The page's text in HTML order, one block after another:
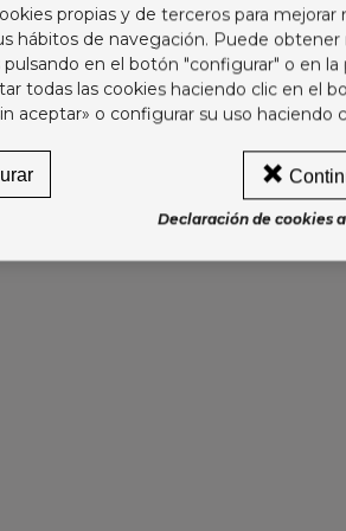
150 ML
€
BEBE SECO T4+
15KG 62U
€
CHAMPU
€
propias y de terceros para
hábitos de navegación. Puede
en el botón "configurar" o en la
todas las cookies haciendo clic en el
aceptar» o configurar su uso haciendo
Declaración de cookies